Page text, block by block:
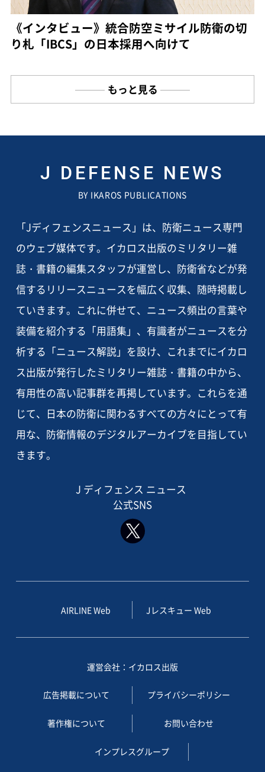
《インタビュー》統合防空ミサイル防衛の切
り札「IBCS」の日本採用へ向けて
もっと見る
J DEFENSE NEWS
BY IKAROS PUBLICATIONS
「Jディフェンスニュース」は、防衛ニュース専門
のウェブ媒体です。イカロス出版のミリタリー雑
誌・書籍の編集スタッフが運営し、防衛省などが発
信するリリースニュースを幅広く収集、随時掲載し
ていきます。これに併せて、ニュース頻出の言葉や
装備を紹介する「用語集」、有識者がニュースを分
析する「ニュース解説」を設け、これまでにイカロ
ス出版が発行したミリタリー雑誌・書籍の中から、
有用性の高い記事群を再掲しています。これらを通
じて、日本の防衛に関わるすべての方々にとって有
用な、防衛情報のデジタルアーカイブを目指してい
きます。
J ディフェンス ニュース
公式SNS
AIRLINE Web Jレスキュー Web
運営会社：イカロス出版
広告掲載について プライバシーポリシー
著作権について お問い合わせ
インプレスグループ